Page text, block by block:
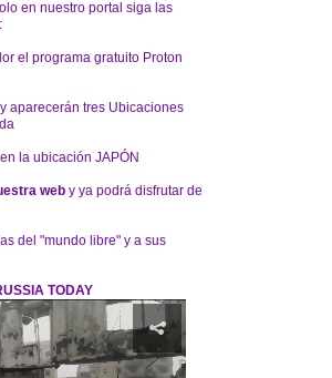
en nuestro portal siga las
el programa gratuito Proton
y aparecerán tres Ubicaciones
en la ubicación JAPÓN
web y ya podrá disfrutar de
del "mundo libre" y a sus
TODAY